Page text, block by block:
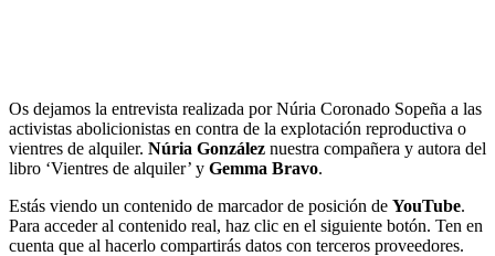
Os dejamos la entrevista realizada por Núria Coronado Sopeña a las
activistas abolicionistas en contra de la explotación reproductiva o
vientres de alquiler. Núria González nuestra compañera y autora del
libro ‘Vientres de alquiler’ y Gemma Bravo.
Estás viendo un contenido de marcador de posición de YouTube.
Para acceder al contenido real, haz clic en el siguiente botón. Ten en
cuenta que al hacerlo compartirás datos con terceros proveedores.